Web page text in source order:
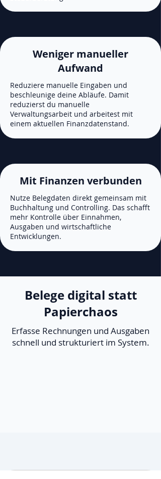
Weniger manueller
Aufwand
Reduziere manuelle Eingaben und
beschleunige deine Abläufe. Damit
reduzierst du manuelle
Verwaltungsarbeit und arbeitest mit
einem aktuellen Finanzdatenstand.
Mit Finanzen verbunden
Nutze Belegdaten direkt gemeinsam mit
Buchhaltung und Controlling. Das schafft
mehr Kontrolle über Einnahmen,
Ausgaben und wirtschaftliche
Entwicklungen.
Belege digital statt
Papierchaos
Erfasse Rechnungen und Ausgaben
schnell und strukturiert im System.